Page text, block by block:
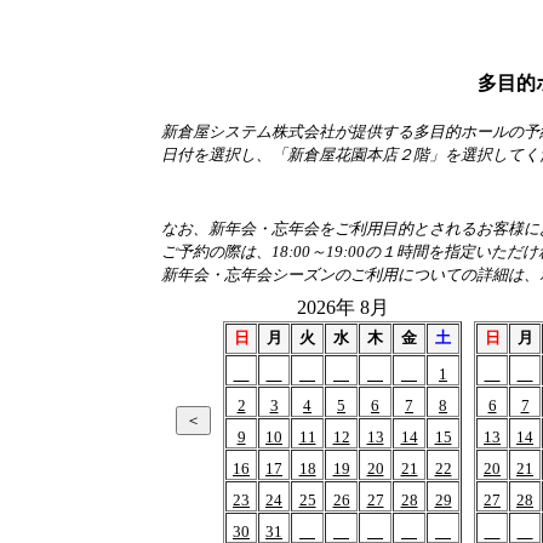
多目的
新倉屋システム株式会社が提供する多目的ホールの
日付を選択し、「新倉屋花園本店２階」を選択して
なお、新年会・忘年会をご利用目的とされるお客様
ご予約の際は、18:00～19:00の１時間を指定いただ
新年会・忘年会シーズンのご利用についての詳細は
2026年 8月
日 月 火 水 木 金
土
1
2
3 4 5 6 7
8
9
10 11 12 13 14
15
16
17 18 19 20 21
22
23
24 25 26 27 28
29
30
31
日 月
6
7
13
14
20
21
27
28